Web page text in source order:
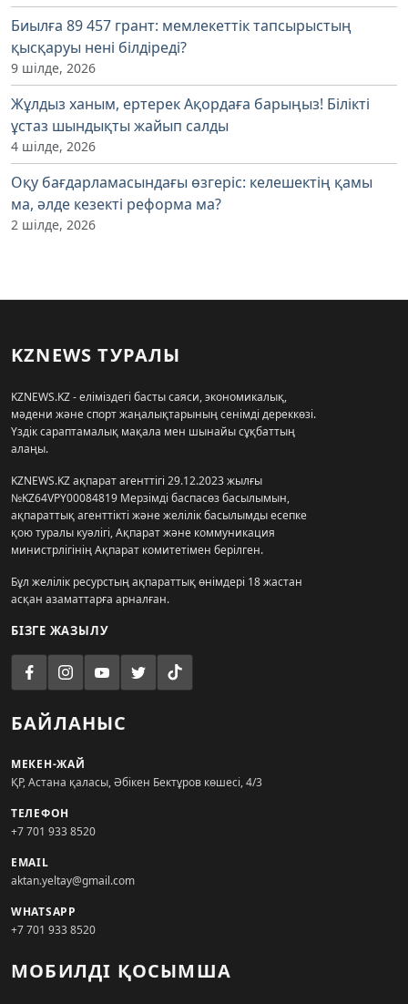
Биылға 89 457 грант: мемлекеттік тапсырыстың
қысқаруы нені білдіреді?
9 шілде, 2026
Жұлдыз ханым, ертерек Ақордаға барыңыз! Білікті
ұстаз шындықты жайып салды
4 шілде, 2026
Оқу бағдарламасындағы өзгеріс: келешектің қамы
ма, әлде кезекті реформа ма?
2 шілде, 2026
KZNEWS ТУРАЛЫ
KZNEWS.KZ - еліміздегі басты саяси, экономикалық,
мәдени және спорт жаңалықтарының сенімді дереккөзі.
Үздік сараптамалық мақала мен шынайы сұқбаттың
алаңы.
KZNEWS.KZ ақпарат агенттігі 29.12.2023 жылғы
№KZ64VPY00084819 Мерзімді баспасөз басылымын,
ақпараттық агенттікті және желілік басылымды есепке
қою туралы куәлігі, Ақпарат және коммуникация
министрлігінің Ақпарат комитетімен берілген.
Бұл желілік ресурстың ақпараттық өнімдері 18 жастан
асқан азаматтарға арналған.
БІЗГЕ ЖАЗЫЛУ
БАЙЛАНЫС
МЕКЕН-ЖАЙ
ҚР, Астана қаласы, Әбікен Бектұров көшесі, 4/3
ТЕЛЕФОН
+7 701 933 8520
EMAIL
aktan.yeltay@gmail.com
WHATSAPP
+7 701 933 8520
МОБИЛДІ ҚОСЫМША